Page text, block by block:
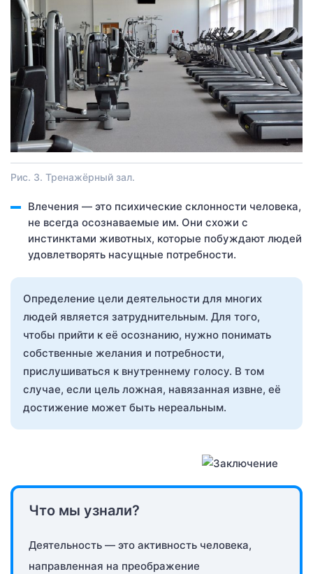
Рис. 3. Тренажёрный зал.
Влечения — это психические склонности человека,
не всегда осознаваемые им. Они схожи с
инстинктами животных, которые побуждают людей
удовлетворять насущные потребности.
Определение цели деятельности для многих
людей является затруднительным. Для того,
чтобы прийти к её осознанию, нужно понимать
собственные желания и потребности,
прислушиваться к внутреннему голосу. В том
случае, если цель ложная, навязанная извне, её
достижение может быть нереальным.
Что мы узнали?
Деятельность — это активность человека,
направленная на преображение